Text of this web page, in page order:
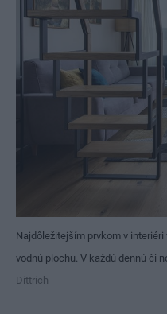
Najdôležitejším prvkom v
vodnú plochu. V každú dennú či
Dittrich